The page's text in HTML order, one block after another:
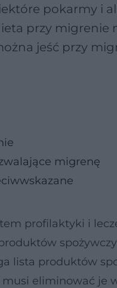
pokarmy i
przy migrenie
jeść przy
migrenę
profilaktyki i
lista produktów
eliminować je